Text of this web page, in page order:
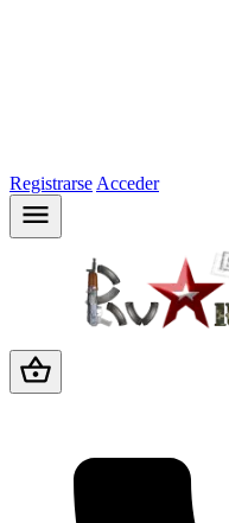
Registrarse Acceder